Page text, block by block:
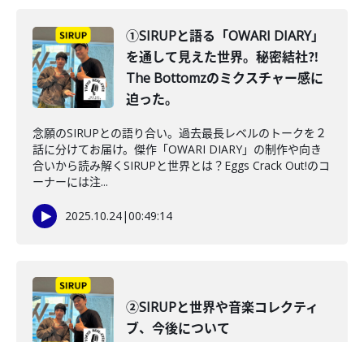
①SIRUPと語る「OWARI DIARY」
を通して見えた世界。秘密結社⁈
The Bottomzのミクスチャー感に
迫った。
念願のSIRUPとの語り合い。過去最長レベルのトークを２
話に分けてお届け。傑作「OWARI DIARY」の制作や向き
合いから読み解くSIRUPと世界とは？Eggs Crack Out!のコ
ーナーには注...
2025.10.24|00:49:14
②SIRUPと世界や音楽コレクティ
ブ、今後について